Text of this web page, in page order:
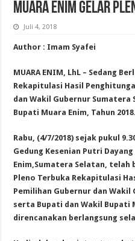
MUARA ENIM GELAR
Juli 4, 2018
Author : Imam Syafei
MUARA ENIM, LhL – Sedang
Rekapitulasi Hasil
dan Wakil Gubernur
Bupati Muara Enim, Tahun 2018.
Rabu, (4/7/2018) sejak pukul
Gedung Kesenian Putri
Enim,Sumatera Selatan, telah
Pleno Terbuka Rekapitulasi
Pemilihan Gubernur dan
serta Bupati dan Wakil Bupati
direncanakan berlangsung